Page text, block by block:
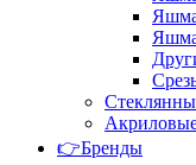
👉Бренды